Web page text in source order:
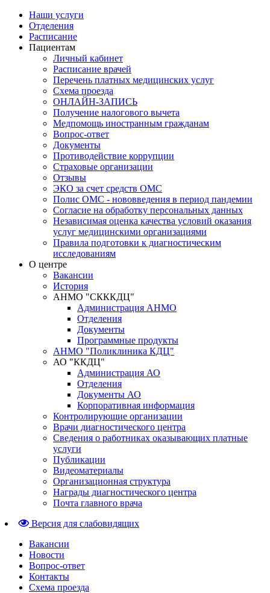
Наши услуги
Отделения
Расписание
Пациентам
Личный кабинет
Расписание врачей
Перечень платных медицинских услуг
Схема проезда
ОНЛАЙН-ЗАПИСЬ
Получение налогового вычета
Медпомощь иностранным гражданам
Вопрос-ответ
Документы
Противодействие коррупции
Страховые организации
Отзывы
ЭКО за счет средств ОМС
Полис ОМС - нововведения в период пандемии
Согласие на обработку персональных данных
Независимая оценка качества условий оказания
услуг медицинскими организациями
Правила подготовки к диагностическим
исследованиям
О центре
Вакансии
История
АНМО "СКККДЦ"
Администрация АНМО
Отделения
Документы
Программные продукты
АНМО "Поликлиника КДЦ"
АО "ККДЦ"
Администрация АО
Отделения
Документы АО
Корпоративная информация
Контролирующие организации
Врачи диагностического центра
Сведения о работниках оказывающих платные
услуги
Публикации
Видеоматериалы
Организационная структура
Награды диагностического центра
Почта главного врача
Версия для слабовидящих
Вакансии
Новости
Вопрос-ответ
Контакты
Схема проезда